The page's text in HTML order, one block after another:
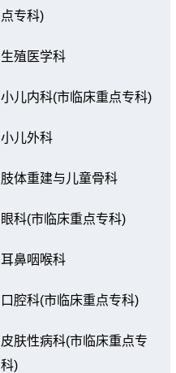
点专科)
生殖医学科
小儿内科(市临床重点专科)
小儿外科
肢体重建与儿童骨科
眼科(市临床重点专科)
耳鼻咽喉科
口腔科(市临床重点专科)
皮肤性病科(市临床重点专
科)